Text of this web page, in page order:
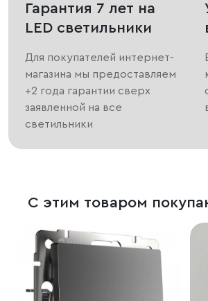
Гарантия 7 лет на
LED светильники
Для покупателей интернет-
магазина мы предоставляем
+2 года гарантии сверх
заявленной на все
светильники
С этим товаром